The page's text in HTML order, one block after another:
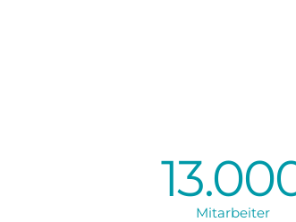
Mitarbeiter